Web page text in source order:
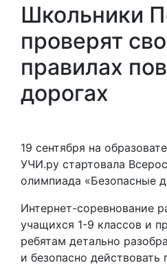
Школьники
проверят
правилах
дорогах
19 сентября на
УЧИ.ру стартовала
олимпиада «Безопасные
Интернет-соревнование
учащихся 1-9 классов и
ребятам детально
и безопасно действовать